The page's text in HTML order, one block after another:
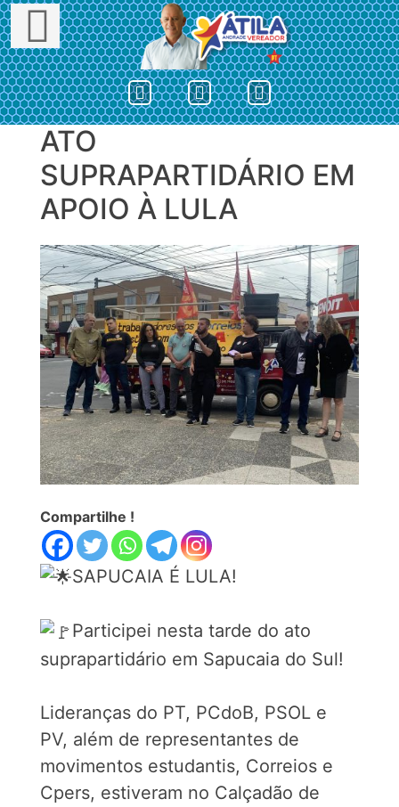
content
ATO
SUPRAPARTIDÁRIO EM
APOIO À LULA
Compartilhe !
SAPUCAIA É LULA!
Participei nesta tarde do ato
suprapartidário em Sapucaia do Sul!
Lideranças do PT, PCdoB, PSOL e
PV, além de representantes de
movimentos estudantis, Correios e
Cpers, estiveram no Calçadão de